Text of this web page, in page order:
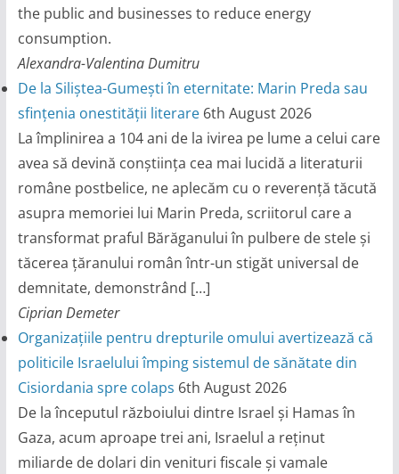
the public and businesses to reduce energy
consumption.
Alexandra-Valentina Dumitru
De la Siliștea-Gumești în eternitate: Marin Preda sau
sfințenia onestității literare 6th August 2026
La împlinirea a 104 ani de la ivirea pe lume a celui care
avea să devină conștiința cea mai lucidă a literaturii
române postbelice, ne aplecăm cu o reverență tăcută
asupra memoriei lui Marin Preda, scriitorul care a
transformat praful Bărăganului în pulbere de stele și
tăcerea țăranului român într-un stigăt universal de
demnitate, demonstrând […]
Ciprian Demeter
Organizațiile pentru drepturile omului avertizează că
politicile Israelului împing sistemul de sănătate din
Cisiordania spre colaps 6th August 2026
De la începutul războiului dintre Israel și Hamas în
Gaza, acum aproape trei ani, Israelul a reținut
miliarde de dolari din venituri fiscale și vamale